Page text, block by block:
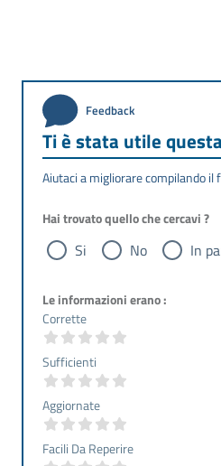
Feedback
Ti è stata utile
Aiutaci a migliorare compilando
Hai trovato quello che cercavi ?
Si No In
Le informazioni erano :
Corrette
Sufficienti
Aggiornate
Facili Da Reperire